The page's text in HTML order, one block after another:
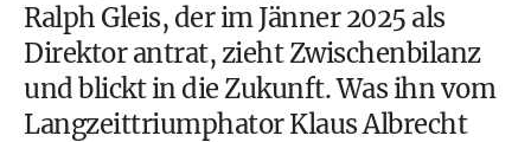
Ralph Gleis, der im Jänner 2025 als
Direktor antrat, zieht Zwischenbilanz
und blickt in die Zukunft. Was ihn vom
Langzeittriumphator Klaus Albrecht